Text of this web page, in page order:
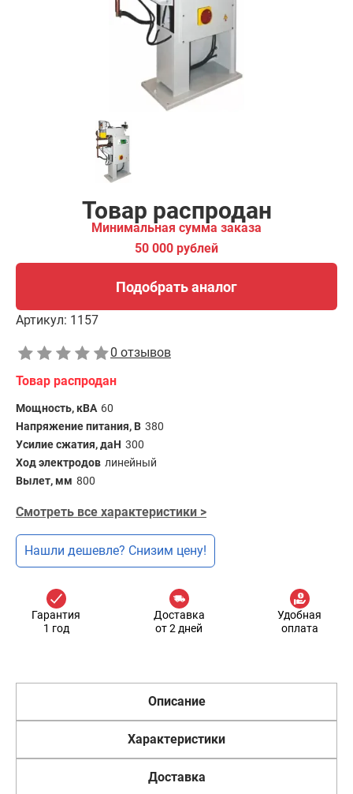
Товар распродан
Минимальная сумма заказа
50 000 рублей
Подобрать аналог
Артикул: 1157
0 отзывов
Товар распродан
Мощность, кВА 60
Напряжение питания, В 380
Усилие сжатия, даН 300
Ход электродов линейный
Вылет, мм 800
Смотреть все характеристики >
Нашли дешевле? Снизим цену!
Гарантия
1 год
Доставка
от 2 дней
Удобная
оплата
Описание
Характеристики
Доставка
Подобрать аналог